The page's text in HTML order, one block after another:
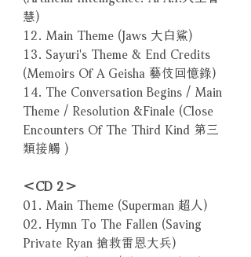
慧)
12. Main Theme (Jaws 大白鯊)
13. Sayuri's Theme & End Credits
(Memoirs Of A Geisha 藝伎回憶錄)
14. The Conversation Begins / Main
Theme / Resolution &Finale (Close
Encounters Of The Third Kind 第三
類接觸 )
＜CD 2＞
01. Main Theme (Superman 超人)
02. Hymn To The Fallen (Saving
Private Ryan 搶救雷恩大兵)